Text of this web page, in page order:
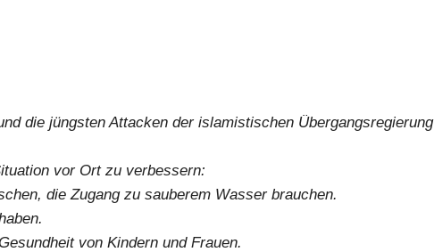
die jüngsten Attacken der islamistischen Übergangsregierung
vor Ort zu verbessern:
die Zugang zu sauberem Wasser brauchen.
von Kindern und Frauen.